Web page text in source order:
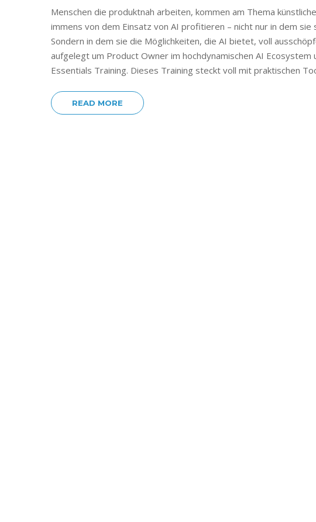
Menschen die produktnah arbeiten, kommen am Thema
immens von dem Einsatz von AI profitieren – nicht nur in dem
Sondern in dem sie die Möglichkeiten, die AI bietet, voll
aufgelegt um Product Owner im hochdynamischen AI
Essentials Training. Dieses Training steckt voll mit praktischen
READ MORE